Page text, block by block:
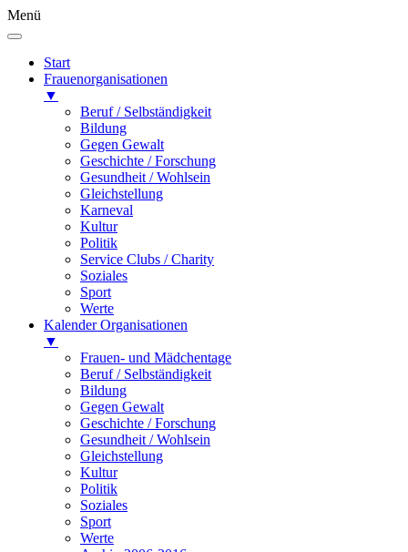
Menü
Start
Frauenorganisationen
▼
Beruf / Selbständigkeit
Bildung
Gegen Gewalt
Geschichte / Forschung
Gesundheit / Wohlsein
Gleichstellung
Karneval
Kultur
Politik
Service Clubs / Charity
Soziales
Sport
Werte
Kalender Organisationen
▼
Frauen- und Mädchentage
Beruf / Selbständigkeit
Bildung
Gegen Gewalt
Geschichte / Forschung
Gesundheit / Wohlsein
Gleichstellung
Kultur
Politik
Soziales
Sport
Werte